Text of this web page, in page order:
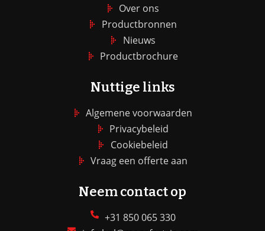
Over ons
Productbronnen
Nieuws
Productbrochure
Nuttige links
Algemene voorwaarden
Privacybeleid
Cookiebeleid
Vraag een offerte aan
Neem contact op
+31 850 065 330